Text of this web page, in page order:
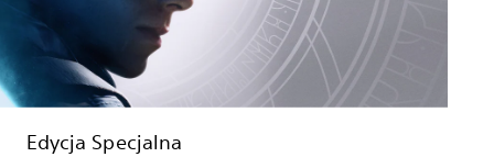
Edycja Specjalna